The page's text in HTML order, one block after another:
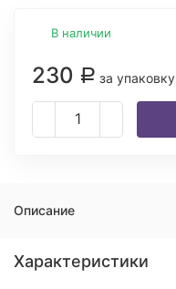
В наличии
230 Р за упаковку
Описание
Характеристики